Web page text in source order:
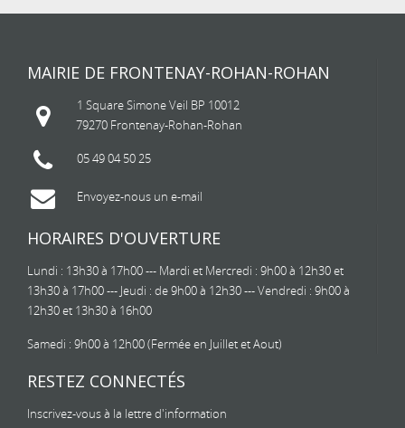
MAIRIE DE FRONTENAY-ROHAN-ROHAN
1 Square Simone Veil BP 10012
79270 Frontenay-Rohan-Rohan
05 49 04 50 25
Envoyez-nous un e-mail
HORAIRES D'OUVERTURE
Lundi : 13h30 à 17h00 --- Mardi et Mercredi : 9h00 à 12h30 et
13h30 à 17h00 --- Jeudi : de 9h00 à 12h30 --- Vendredi : 9h00 à
12h30 et 13h30 à 16h00
Samedi : 9h00 à 12h00 (Fermée en Juillet et Aout)
RESTEZ CONNECTÉS
Inscrivez-vous à la lettre d'information